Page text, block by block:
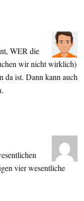
WER die
wir nicht wirklich)
da ist. Dann kann auch
vier wesentliche